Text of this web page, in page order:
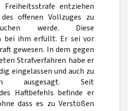
entziehen
offenen Vollzuges zu
werde. Diese
bei ihm erfüllt. Er sei vor
gewesen. In dem gegen
Strafverfahren habe er
eingelassen und auch zu
ausgesagt. Seit
Haftbefehls befinde er
dass es zu Verstößen